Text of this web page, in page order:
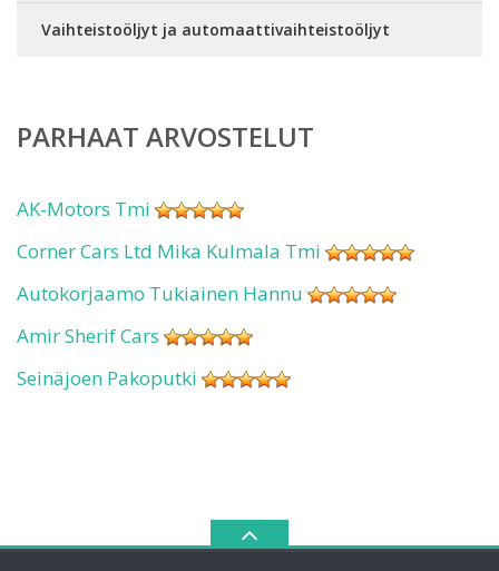
Vaihteistoöljyt ja automaattivaihteistoöljyt
PARHAAT ARVOSTELUT
AK-Motors Tmi
Corner Cars Ltd Mika Kulmala Tmi
Autokorjaamo Tukiainen Hannu
Amir Sherif Cars
Seinäjoen Pakoputki